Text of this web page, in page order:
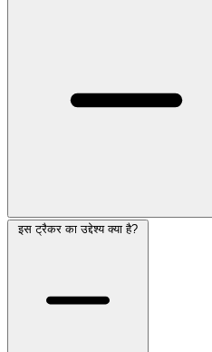
इस ट्रैकर का उद्देश्य क्या है?